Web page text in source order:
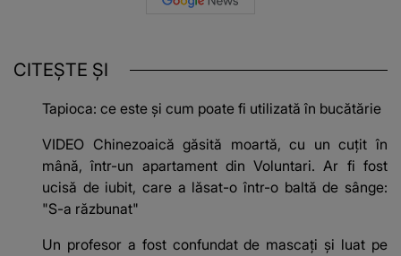
CITEȘTE ȘI
Tapioca: ce este și cum poate fi utilizată în bucătărie
VIDEO Chinezoaică găsită moartă, cu un cuțit în
mână, într-un apartament din Voluntari. Ar fi fost
ucisă de iubit, care a lăsat-o într-o baltă de sânge:
"S-a răzbunat"
Un profesor a fost confundat de mascaţi şi luat pe